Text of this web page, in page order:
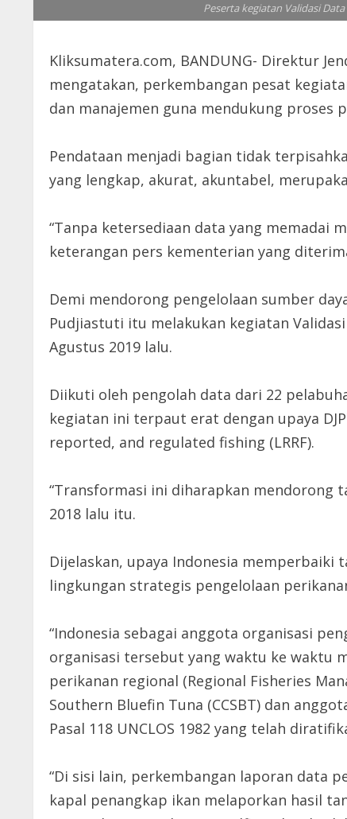
Peserta kegiatan Validasi
Kliksumatera.com, BANDUNG- Direktur
mengatakan, perkembangan pesat
dan manajemen guna mendukung proses
Pendataan menjadi bagian tidak
yang lengkap, akurat, akuntabel,
“Tanpa ketersediaan data yang memadai
keterangan pers kementerian yang
Demi mendorong pengelolaan sumber
Pudjiastuti itu melakukan kegiatan Validasi
Agustus 2019 lalu.
Diikuti oleh pengolah data dari 22
kegiatan ini terpaut erat dengan upaya
reported, and regulated fishing (LRRF).
“Transformasi ini diharapkan mendorong
2018 lalu itu.
Dijelaskan, upaya Indonesia
lingkungan strategis pengelolaan
“Indonesia sebagai anggota organisasi
organisasi tersebut yang waktu ke waktu
perikanan regional (Regional Fisheries
Southern Bluefin Tuna (CCSBT) dan
Pasal 118 UNCLOS 1982 yang telah
“Di sisi lain, perkembangan laporan data
kapal penangkap ikan melaporkan hasil